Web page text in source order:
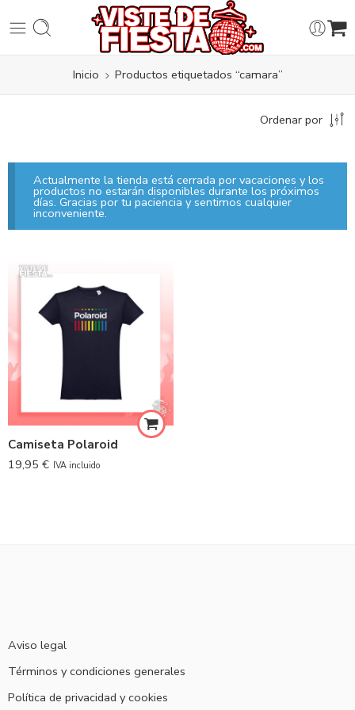
Inicio Productos etiquetados “camara”
Ordenar por
Actualmente la tienda está cerrada por vacaciones y los
productos no estarán disponibles durante los próximos
días. Gracias por tu paciencia y sentimos cualquier
inconveniente.
Camiseta Polaroid
19,95 € IVA incluido
Aviso legal
Términos y condiciones generales
Política de privacidad y cookies